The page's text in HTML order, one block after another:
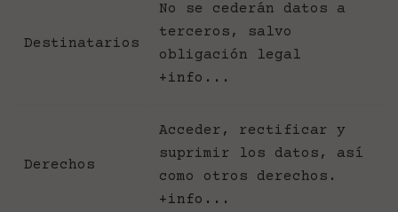
Destinatarios
No se cederán datos a
terceros, salvo
obligación legal
+info...
Derechos
Acceder, rectificar y
suprimir los datos, así
como otros derechos.
+info...